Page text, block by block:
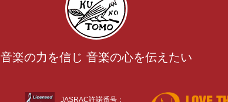
音楽の力を信じ 音楽の心を伝えたい
JASRAC許諾番号：